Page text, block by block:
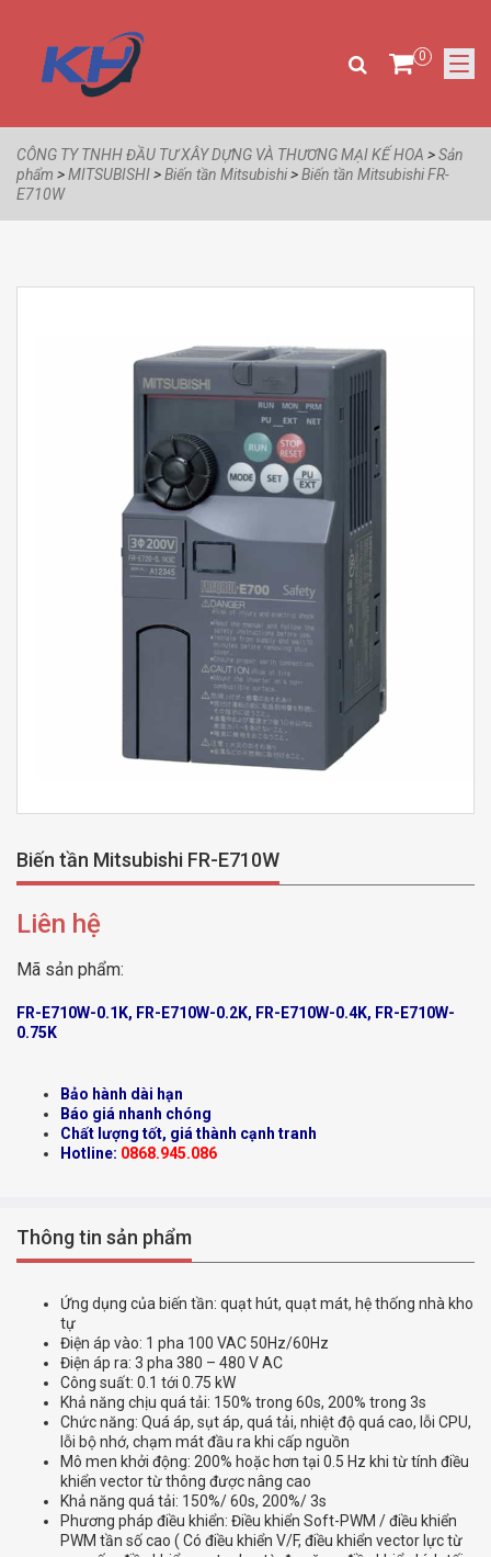
0
CÔNG TY TNHH ĐẦU TƯ XÂY DỰNG VÀ THƯƠNG MẠI KẾ HOA >Sản
phẩm >MITSUBISHI>Biến tần Mitsubishi>Biến tần Mitsubishi FR-
E710W
Biến tần Mitsubishi FR-E710W
Liên hệ
Mã sản phẩm:
FR-E710W-0.1K, FR-E710W-0.2K, FR-E710W-0.4K, FR-E710W-
0.75K
Bảo hành dài hạn
Báo giá nhanh chóng
Chất lượng tốt, giá thành cạnh tranh
Hotline: 0868.945.086
Thông tin sản phẩm
Ứng dụng của biến tần: quạt hút, quạt mát, hệ thống nhà kho
tự
Điện áp vào: 1 pha 100 VAC 50Hz/60Hz
Điện áp ra: 3 pha 380 – 480 V AC
Công suất: 0.1 tới 0.75 kW
Khả năng chịu quá tải: 150% trong 60s, 200% trong 3s
Chức năng: Quá áp, sụt áp, quá tải, nhiệt độ quá cao, lỗi CPU,
lỗi bộ nhớ, chạm mát đầu ra khi cấp nguồn
Mô men khởi động: 200% hoặc hơn tại 0.5 Hz khi từ tính điều
khiển vector từ thông được nâng cao
Khả năng quá tải: 150%/ 60s, 200%/ 3s
Phương pháp điều khiển: Điều khiển Soft-PWM / điều khiển
PWM tần số cao ( Có điều khiển V/F, điều khiển vector lực từ